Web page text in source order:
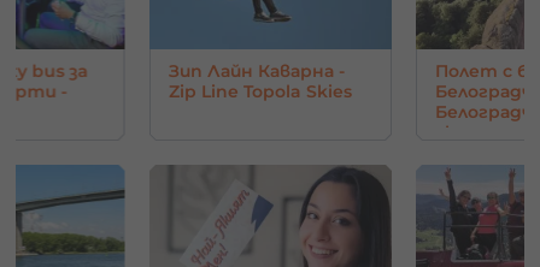
bus за
-
Зип Лайн Каварна -
Zip Line Topola Skies
Полет с
скали